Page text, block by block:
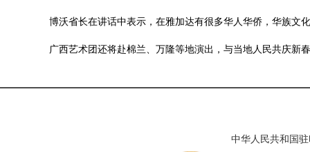
博沃省长在讲话中表示，在雅加达有很多华人华侨，华族文
广西艺术团还将赴棉兰、万隆等地演出，与当地人民共庆新
中华人民共和国